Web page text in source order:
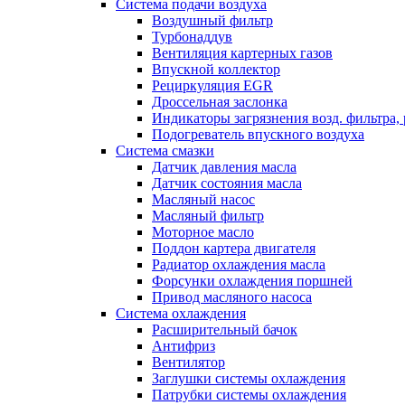
Система подачи воздуха
Воздушный фильтр
Турбонаддув
Вентиляция картерных газов
Впускной коллектор
Рециркуляция EGR
Дроссельная заслонка
Индикаторы загрязнения возд. фильтра,
Подогреватель впускного воздуха
Система смазки
Датчик давления масла
Датчик состояния масла
Масляный насос
Масляный фильтр
Моторное масло
Поддон картера двигателя
Радиатор охлаждения масла
Форсунки охлаждения поршней
Привод масляного насоса
Система охлаждения
Расширительный бачок
Антифриз
Вентилятор
Заглушки системы охлаждения
Патрубки системы охлаждения